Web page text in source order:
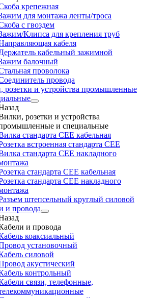
крепежная
для монтажа ленты/троса
с гвоздем
Клипса для крепления труб
кабеля
кабельный зажимной
балочный
проволока
провода
розетки и устройства промышленные
розетки и устройства
и специальные
стандарта CEE кабельная
встроенная стандарта CEE
стандарта CEE накладного
стандарта СЕЕ кабельная
стандарта СЕЕ накладного
штепсельный круглый силовой
и провода
и провода
коаксиальный
установочный
силовой
акустический
контрольный
связи, телефонные,